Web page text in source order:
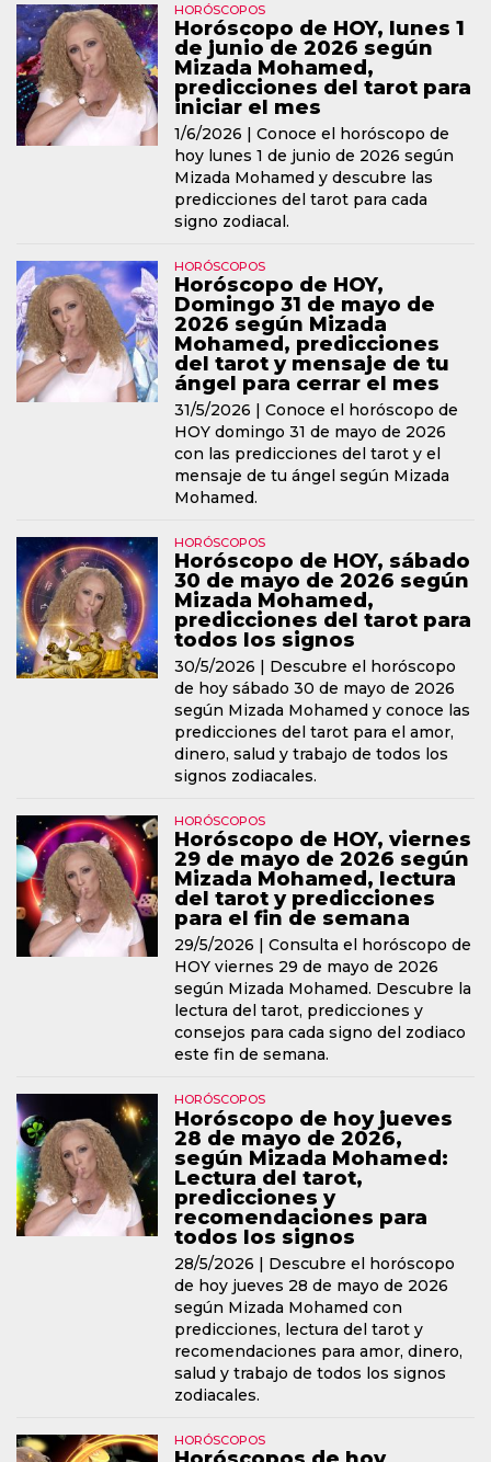
HORÓSCOPOS
Horóscopo de HOY, lunes 1
de junio de 2026 según
Mizada Mohamed,
predicciones del tarot para
iniciar el mes
1/6/2026 |Conoce el horóscopo de
hoy lunes 1 de junio de 2026 según
Mizada Mohamed y descubre las
predicciones del tarot para cada
signo zodiacal.
HORÓSCOPOS
Horóscopo de HOY,
Domingo 31 de mayo de
2026 según Mizada
Mohamed, predicciones
del tarot y mensaje de tu
ángel para cerrar el mes
31/5/2026 |Conoce el horóscopo de
HOY domingo 31 de mayo de 2026
con las predicciones del tarot y el
mensaje de tu ángel según Mizada
Mohamed.
HORÓSCOPOS
Horóscopo de HOY, sábado
30 de mayo de 2026 según
Mizada Mohamed,
predicciones del tarot para
todos los signos
30/5/2026 | Descubre el horóscopo
de hoy sábado 30 de mayo de 2026
según Mizada Mohamed y conoce las
predicciones del tarot para el amor,
dinero, salud y trabajo de todos los
signos zodiacales.
HORÓSCOPOS
Horóscopo de HOY, viernes
29 de mayo de 2026 según
Mizada Mohamed, lectura
del tarot y predicciones
para el fin de semana
29/5/2026 |Consulta el horóscopo de
HOY viernes 29 de mayo de 2026
según Mizada Mohamed. Descubre la
lectura del tarot, predicciones y
consejos para cada signo del zodiaco
este fin de semana.
HORÓSCOPOS
Horóscopo de hoy jueves
28 de mayo de 2026,
según Mizada Mohamed:
Lectura del tarot,
predicciones y
recomendaciones para
todos los signos
28/5/2026 | Descubre el horóscopo
de hoy jueves 28 de mayo de 2026
según Mizada Mohamed con
predicciones, lectura del tarot y
recomendaciones para amor, dinero,
salud y trabajo de todos los signos
zodiacales.
HORÓSCOPOS